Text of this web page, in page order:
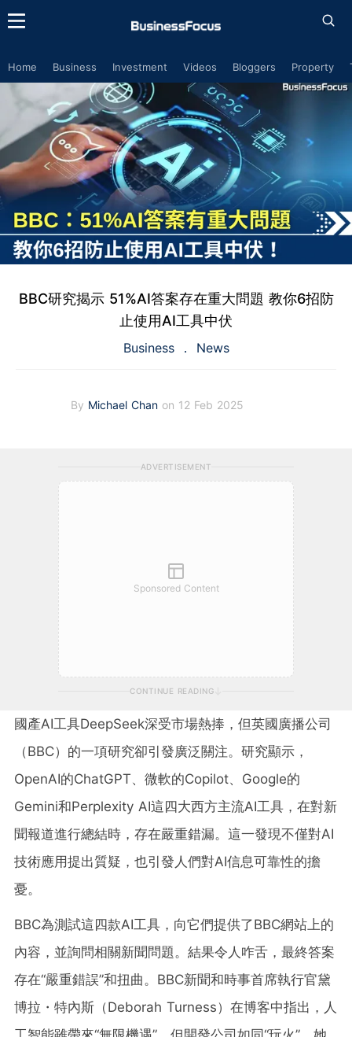
Home Business Investment Videos Bloggers Property
BBC研究揭示 51%AI答案存在重大問題 教你6招防
止使用AI工具中伏
Business News
By Michael Chan on 12 Feb 2025
ADVERTISEMENT
Sponsored Content
CONTINUE READING
國產AI工具DeepSeek深受市場熱捧，但英國廣播公司
（BBC）的一項研究卻引發廣泛關注。研究顯示，
OpenAI的ChatGPT、微軟的Copilot、Google的
Gemini和Perplexity AI這四大西方主流AI工具，在對新
聞報道進行總結時，存在嚴重錯漏。這一發現不僅對AI
技術應用提出質疑，也引發人們對AI信息可靠性的擔
憂。
BBC為測試這四款AI工具，向它們提供了BBC網站上的
內容，並詢問相關新聞問題。結果令人咋舌，最終答案
存在“嚴重錯誤”和扭曲。BBC新聞和時事首席執行官黛
博拉・特內斯（Deborah Turness）在博客中指出，人